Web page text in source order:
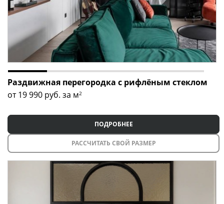
Раздвижная перегородка с рифлёным стеклом
от 19 990 руб. за м2
ПОДРОБНЕЕ
РАССЧИТАТЬ СВОЙ РАЗМЕР